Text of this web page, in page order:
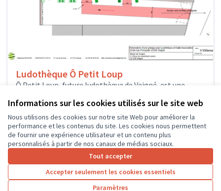
Informations sur les cookies utilisés sur le site web
Nous utilisons des cookies sur notre site Web pour améliorer la
performance et les contenus du site. Les cookies nous permettent
de fournir une expérience utilisateur et un contenu plus
personnalisés à partir de nos canaux de médias sociaux.
Tout accepter
Accepter seulement les cookies essentiels
Paramètres
Ludothèque Ô Petit Loup
Ô Petit Loup, future ludothèque de Veigné, est une
enthousiastes qui veulent proposer...
Solidarité et développement local Veigné
Résultats par page : 50
1 2 3 4